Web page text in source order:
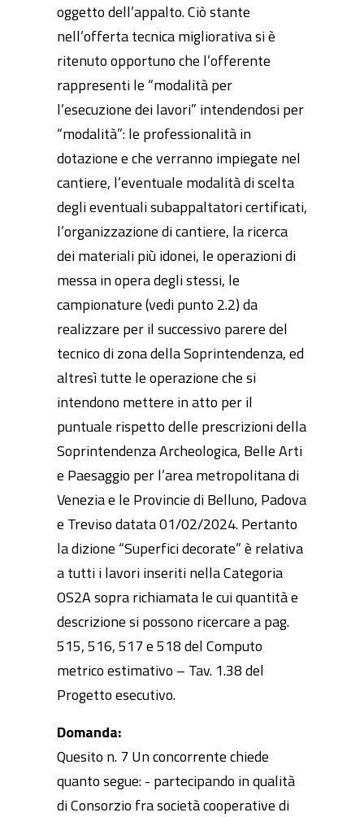
oggetto dell’appalto. Ciò stante
nell’offerta tecnica migliorativa si è
ritenuto opportuno che l’offerente
rappresenti le “modalità per
l’esecuzione dei lavori” intendendosi per
“modalità”: le professionalità in
dotazione e che verranno impiegate nel
cantiere, l’eventuale modalità di scelta
degli eventuali subappaltatori certificati,
l’organizzazione di cantiere, la ricerca
dei materiali più idonei, le operazioni di
messa in opera degli stessi, le
campionature (vedi punto 2.2) da
realizzare per il successivo parere del
tecnico di zona della Soprintendenza, ed
altresì tutte le operazione che si
intendono mettere in atto per il
puntuale rispetto delle prescrizioni della
Soprintendenza Archeologica, Belle Arti
e Paesaggio per l’area metropolitana di
Venezia e le Provincie di Belluno, Padova
e Treviso datata 01/02/2024. Pertanto
la dizione “Superfici decorate” è relativa
a tutti i lavori inseriti nella Categoria
OS2A sopra richiamata le cui quantità e
descrizione si possono ricercare a pag.
515, 516, 517 e 518 del Computo
metrico estimativo – Tav. 1.38 del
Progetto esecutivo.
Domanda:
Quesito n. 7 Un concorrente chiede
quanto segue: - partecipando in qualità
di Consorzio fra società cooperative di